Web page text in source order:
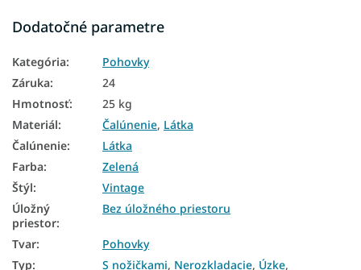
Pohovky podľa počtu miest
Pohovky podľa šírky
Pohovky podľa miestnosti
Pohovky podľa materiálu
Pohovky podľa farby
Lacné pohovky
Úzke pohovky
Dodatočné parametre
Kategória:
Pohovky
Záruka:
24
Hmotnosť:
25 kg
Materiál: Čalúnenie, Látka
Čalúnenie:
Látka
Farba:
Zelená
Štýl:
Vintage
Úložný
priestor:
Bez úložného priestoru
Tvar:
Pohovky
Typ: S nožičkami, Nerozkladacie, Úzke,